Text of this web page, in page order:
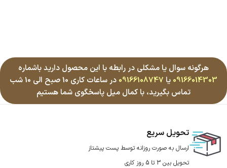
هرگونه سوال یا مشکلی در رابطه با این محصول دارید باشماره
09166014303 یا 09166108747
در ساعات کاری 10 صبح الی 10 شب
تماس بگیرید، با کمال میل پاسخگوی شما هستیم
تحویل سریع
ارسال به صورت روزانه توسط پست پیشتاز
تحویل بین 3 تا 5 روز کاری